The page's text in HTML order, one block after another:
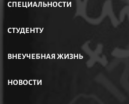
СПЕЦИАЛЬНОСТИ
СТУДЕНТУ
ВНЕУЧЕБНАЯ ЖИЗНЬ
НОВОСТИ